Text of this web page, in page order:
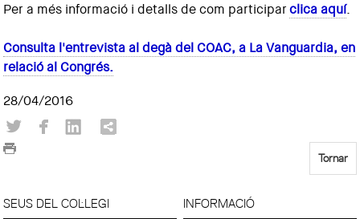
Per a més informació i detalls de com participarclica aquí.
Consulta l'entrevista al degà del COAC, a La Vanguardia, en
relació al Congrés.
28/04/2016
Tornar
SEUS DEL COL·LEGI INFORMACIÓ